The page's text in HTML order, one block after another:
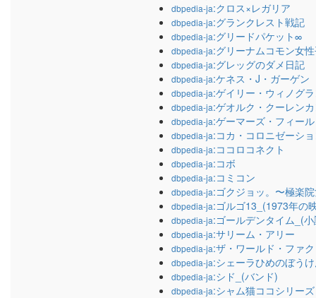
dbpedia-ja:クロス×レガリア
dbpedia-ja:グランクレスト戦記
dbpedia-ja:グリードパケット∞
dbpedia-ja:グリーナムコモン女
dbpedia-ja:グレッグのダメ日記
dbpedia-ja:ケネス・J・ガーゲン
dbpedia-ja:ゲイリー・ウィノグ
dbpedia-ja:ゲオルク・クーレン
dbpedia-ja:ゲーマーズ・フィー
dbpedia-ja:コカ・コロニゼーシ
dbpedia-ja:ココロコネクト
dbpedia-ja:コボ
dbpedia-ja:コミコン
dbpedia-ja:ゴクジョッ。〜極楽
dbpedia-ja:ゴルゴ13_(1973年の
dbpedia-ja:ゴールデンタイム_(
dbpedia-ja:サリーム・アリー
dbpedia-ja:ザ・ワールド・ファ
dbpedia-ja:シェーラひめのぼう
dbpedia-ja:シド_(バンド)
dbpedia-ja:シャム猫ココシリーズ